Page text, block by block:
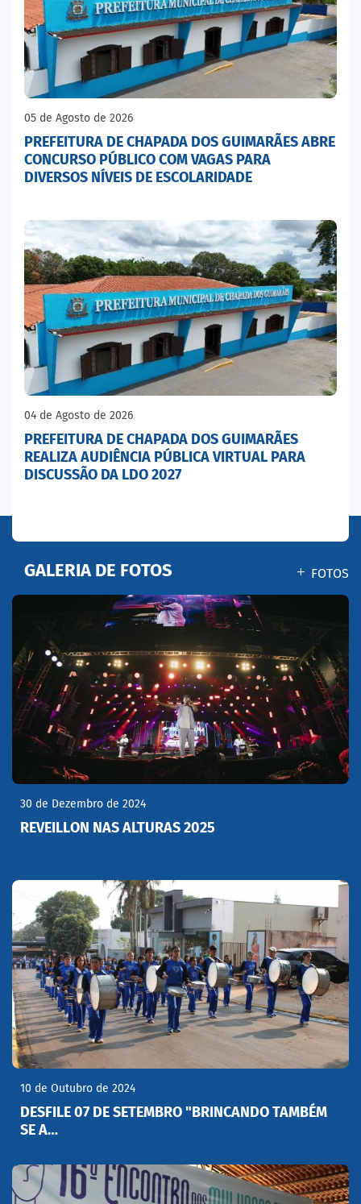
05 de Agosto de 2026
PREFEITURA DE CHAPADA DOS GUIMARÃES ABRE
CONCURSO PÚBLICO COM VAGAS PARA
DIVERSOS NÍVEIS DE ESCOLARIDADE
04 de Agosto de 2026
PREFEITURA DE CHAPADA DOS GUIMARÃES
REALIZA AUDIÊNCIA PÚBLICA VIRTUAL PARA
DISCUSSÃO DA LDO 2027
GALERIA DE FOTOS FOTOS
30 de Dezembro de 2024
REVEILLON NAS ALTURAS 2025
10 de Outubro de 2024
DESFILE 07 DE SETEMBRO "BRINCANDO TAMBÉM
SE A…